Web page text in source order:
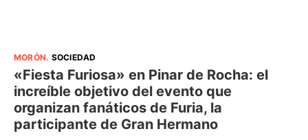
MORÓN. SOCIEDAD
«Fiesta Furiosa» en Pinar de Rocha: el
increíble objetivo del evento que
organizan fanáticos de Furia, la
participante de Gran Hermano